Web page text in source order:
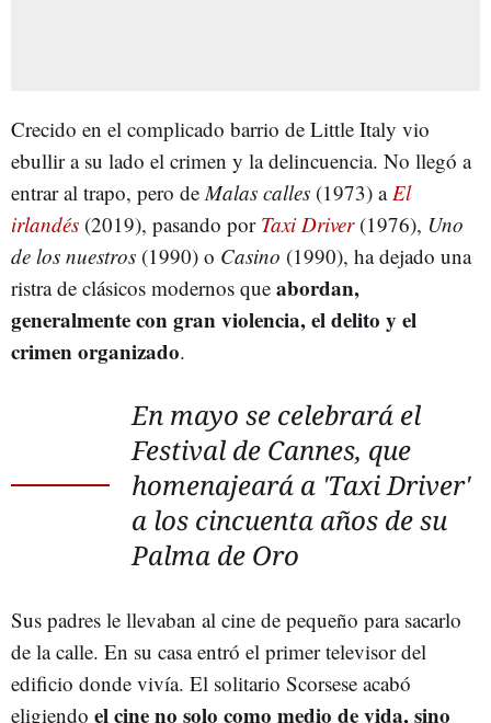
Crecido en el complicado barrio de Little Italy vio
ebullir a su lado el crimen y la delincuencia. No llegó a
entrar al trapo, pero deMalas calles (1973) aEl
irlandés (2019), pasando por Taxi Driver(1976), Uno
de los nuestros (1990) o Casino (1990), ha dejado una
ristra de clásicos modernos que abordan,
generalmente con gran violencia, el delito y el
crimen organizado.
En mayo se celebrará el
Festival de Cannes, que
homenajeará a 'Taxi Driver'
a los cincuenta años de su
Palma de Oro
Sus padres le llevaban al cine de pequeño para sacarlo
de la calle. En su casa entró el primer televisor del
edificio donde vivía. El solitario Scorsese acabó
eligiendo el cine no solo como medio de vida, sino